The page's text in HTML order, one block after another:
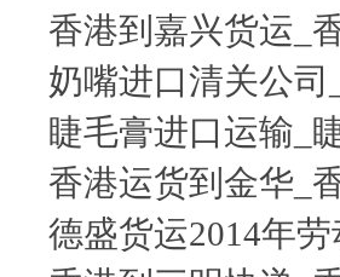
香港到嘉兴货运_
奶嘴进口清关公
睫毛膏进口运输_
香港运货到金华_
德盛货运2014年